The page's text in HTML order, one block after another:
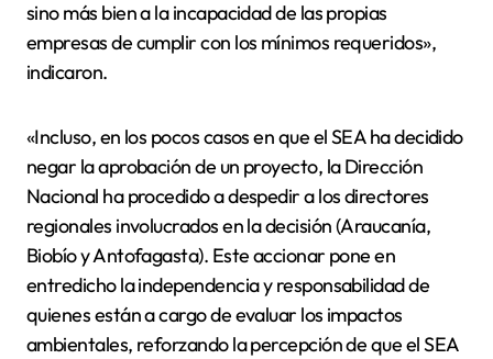
sino más bien a la incapacidad de las propias
empresas de cumplir con los mínimos requeridos»,
indicaron.
«Incluso, en los pocos casos en que el SEA ha decidido
negar la aprobación de un proyecto, la Dirección
Nacional ha procedido a despedir a los directores
regionales involucrados en la decisión (Araucanía,
Biobío y Antofagasta). Este accionar pone en
entredicho la independencia y responsabilidad de
quienes están a cargo de evaluar los impactos
ambientales, reforzando la percepción de que el SEA